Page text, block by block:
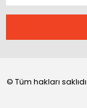
© Tüm hakları